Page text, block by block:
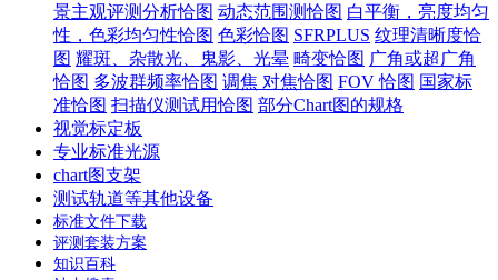
景主观评测分析恰图 动态范围测恰图 白平衡，亮度均匀
性，色彩均匀性恰图 色彩恰图 SFRPLUS 纹理清晰度恰
图 耀斑、杂散光、鬼影、光晕 畸变恰图 广角或超广角
恰图 多波群频率恰图 调焦 对焦恰图 FOV 恰图 国家标
准恰图 扫描仪测试用恰图 部分Chart图的规格
视觉标定板
专业标准光源
chart图支架
测试轨道等其他设备
标准文件下载
评测套装方案
知识百科